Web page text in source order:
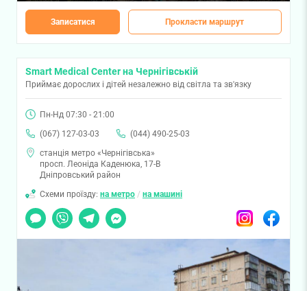
Записатися Прокласти маршрут
Smart Medical Center на Чернігівській
Приймає дорослих і дітей незалежно від світла та зв'язку
Пн-Нд 07:30 - 21:00
(067) 127-03-03
(044) 490-25-03
станція метро «Чернігівська»
просп. Леоніда Каденюка, 17-В
Дніпровський район
Схеми проїзду: на метро / на машині
Чат
Viber TelegramMessenger InstagramFacebook